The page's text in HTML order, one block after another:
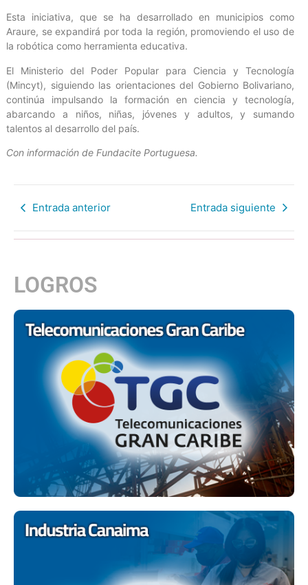
Esta iniciativa, que se ha desarrollado en municipios como
Araure, se expandirá por toda la región, promoviendo el uso de
la robótica como herramienta educativa.
El Ministerio del Poder Popular para Ciencia y Tecnología
(Mincyt), siguiendo las orientaciones del Gobierno Bolivariano,
continúa impulsando la formación en ciencia y tecnología,
abarcando a niños, niñas, jóvenes y adultos, y sumando
talentos al desarrollo del país.
Con información de Fundacite Portuguesa.
Entrada anterior Entrada siguiente
LOGROS